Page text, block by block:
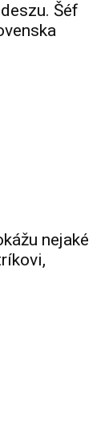
Šéf
nejaké